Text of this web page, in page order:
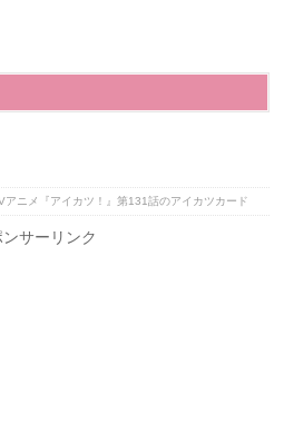
アニメ『アイカツ！』第131話のアイカツカード
ンサーリンク